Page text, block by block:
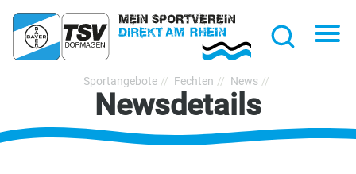
TSV
Bayer
Dormagen
1920
Sportangebote Fechten News
Newsdetails